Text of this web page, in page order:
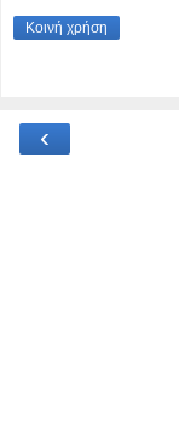
Κοινή χρήση
‹